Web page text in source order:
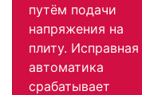
путём подачи
напряжения на
плиту. Исправная
автоматика
срабатывает